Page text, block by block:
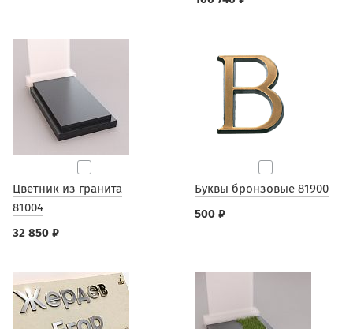
Цветник из гранита
81004
32 850 ₽
Буквы бронзовые 81900
500 ₽